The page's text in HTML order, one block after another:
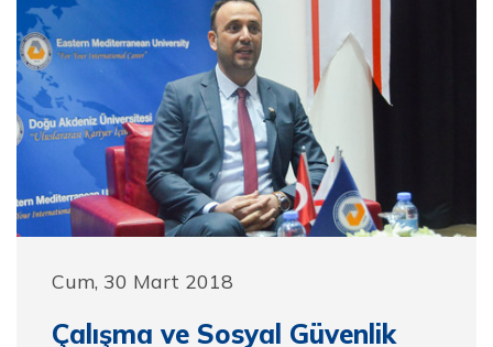
Cum, 30 Mart 2018
Çalışma ve Sosyal Güvenlik